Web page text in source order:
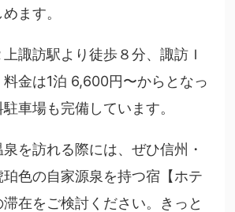
ます。
諏訪駅より徒歩８分、諏訪Ｉ
料金は1泊 6,600円〜からとなっ
車場も完備しています。
を訪れる際には、ぜひ信州・
色の自家源泉を持つ宿【ホテ
在をご検討ください。きっと